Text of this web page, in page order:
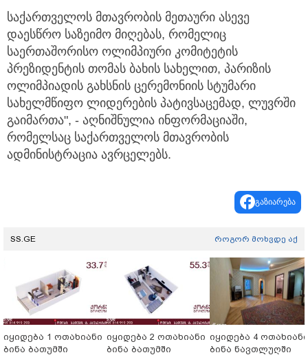
საქართველოს მთავრობის მეთაური ასევე
დაესწრო საზეიმო მიღებას, რომელიც
საერთაშორისო ოლიმპიური კომიტეტის
პრეზიდენტის თომას ბახის სახელით, პარიზის
ოლიმპიადის გახსნის ცერემონიის სტუმარი
სახელმწიფო ლიდერების პატივსაცემად, ლუვრში
გაიმართა", - აღნიშნულია ინფორმაციაში,
რომელსაც საქართველოს მთავრობის
ადმინისტრაცია ავრცელებს.
გაზიარება
SS.GE როგორ მოხვდე აქ
იყიდება 1 ოთახიანი
ბინა ბათუმში
იყიდება 2 ოთახიანი
ბინა ბათუმში
იყიდება 4 ოთახიანი
ბინა ნავთლუღში